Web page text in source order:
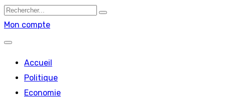
Mon compte
Accueil
Politique
Economie